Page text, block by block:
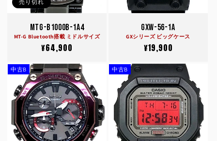
売り切れ
MTG-B1000B-1A4
MT-G Bluetooth搭載 ミドルサイズ
通
価
格
¥64,900
GXW-56-1A
GXシリーズ ビッグケース
通
価
格
¥19,900
中古B 中古B